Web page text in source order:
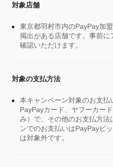
対象店舗
東京都羽村市内のPayPay加
掲出がある店舗です。事前
確認いただけます。
対象の支払方法
本キャンペーン対象のお支払
PayPayカード、ヤフーカー
み）で、その他のお支払方法
ンでのお支払いはPayPayピ
は対象外です。